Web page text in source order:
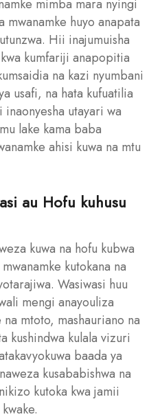
mimba mara nyingi
mwanamke huyo anapata
Hii inajumuisha
kumfariji anapopitia
na kazi nyumbani
usafi, na hata kufuatilia
utayari wa
lake kama baba
ahisi kuwa na mtu
au Hofu kuhusu
kuwa na hofu kubwa
kutokana na
Wasiwasi huu
mengi anayouliza
na mtoto, mashauriano na
kushindwa kulala vizuri
baada ya
kusababishwa na
kutoka kwa jamii